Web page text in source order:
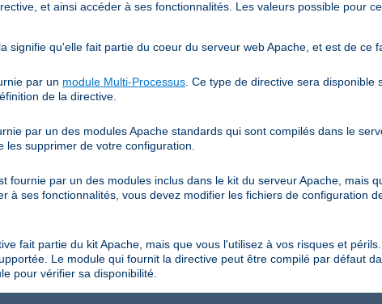
et ainsi accéder à ses fonctionnalités. Les valeurs possible pour
signifie qu'elle fait partie du coeur du serveur web Apache, et est de ce
par un module Multi-Processus . Ce type de directive sera
de la directive.
par un des modules Apache standards qui sont compilés dans le
supprimer de votre configuration.
fournie par un des modules inclus dans le kit du serveur Apache, mais
à ses fonctionnalités, vous devez modifier les fichiers de configuration
fait partie du kit Apache, mais que vous l'utilisez à vos risques et
Le module qui fournit la directive peut être compilé par défaut
pour vérifier sa disponibilité.